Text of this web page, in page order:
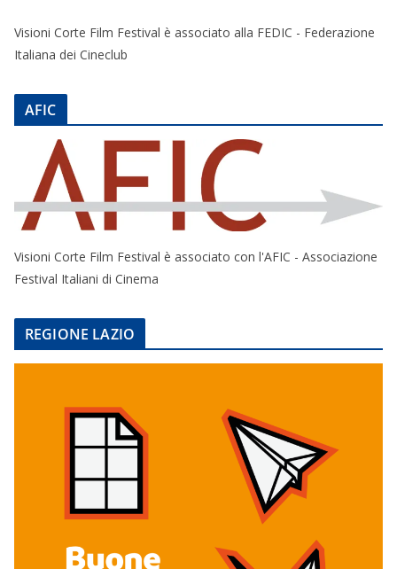
Visioni Corte Film Festival è associato alla FEDIC - Federazione
Italiana dei Cineclub
AFIC
Visioni Corte Film Festival è associato con l'AFIC - Associazione
Festival Italiani di Cinema
REGIONE LAZIO